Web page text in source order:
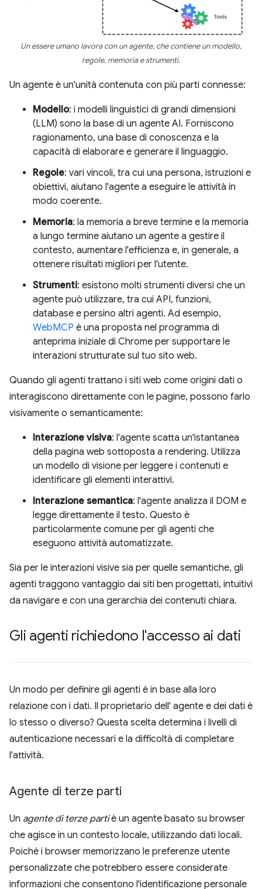
Un essere umano lavora con un agente, che contiene un modello,
regole, memoria e strumenti.
Un agente è un'unità contenuta con più parti connesse:
Modello: i modelli linguistici di grandi dimensioni
(LLM) sono la base di un agente AI. Forniscono
ragionamento, una base di conoscenza e la
capacità di elaborare e generare il linguaggio.
Regole: vari vincoli, tra cui una persona, istruzioni e
obiettivi, aiutano l'agente a eseguire le attività in
modo coerente.
Memoria: la memoria a breve termine e la memoria
a lungo termine aiutano un agente a gestire il
contesto, aumentare l'efficienza e, in generale, a
ottenere risultati migliori per l'utente.
Strumenti: esistono molti strumenti diversi che un
agente può utilizzare, tra cui API, funzioni,
database e persino altri agenti. Ad esempio,
WebMCP è una proposta nel programma di
anteprima iniziale di Chrome per supportare le
interazioni strutturate sul tuo sito web.
Quando gli agenti trattano i siti web come origini dati o
interagiscono direttamente con le pagine, possono farlo
visivamente o semanticamente:
Interazione visiva: l'agente scatta un'istantanea
della pagina web sottoposta a rendering. Utilizza
un modello di visione per leggere i contenuti e
identificare gli elementi interattivi.
Interazione semantica: l'agente analizza il DOM e
legge direttamente il testo. Questo è
particolarmente comune per gli agenti che
eseguono attività automatizzate.
Sia per le interazioni visive sia per quelle semantiche, gli
agenti traggono vantaggio dai siti ben progettati, intuitivi
da navigare e con una gerarchia dei contenuti chiara.
Gli agenti richiedono l'accesso ai dati
Un modo per definire gli agenti è in base alla loro
relazione con i dati. Il proprietario dell' agente e dei dati è
lo stesso o diverso? Questa scelta determina i livelli di
autenticazione necessari e la difficoltà di completare
l'attività.
Agente di terze parti
Un agente di terze partiè un agente basato su browser
che agisce in un contesto locale, utilizzando dati locali.
Poiché i browser memorizzano le preferenze utente
personalizzate che potrebbero essere considerate
informazioni che consentono l'identificazione personale